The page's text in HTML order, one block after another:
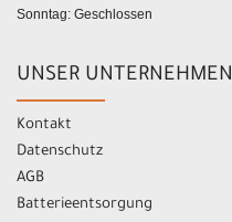
Sonntag: Geschlossen
UNSER UNTERNEHMEN
Kontakt
Datenschutz
AGB
Batterieentsorgung